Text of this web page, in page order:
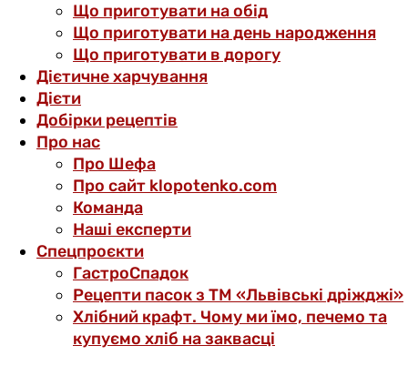
Що приготувати на обід
Що приготувати на день народження
Що приготувати в дорогу
Дієтичне харчування
Дієти
Добірки рецептів
Про нас
Про Шефа
Про сайт klopotenko.com
Команда
Наші експерти
Спецпроєкти
ГастроСпадок
Рецепти пасок з ТМ «Львівські дріжджі»
Хлібний крафт. Чому ми їмо, печемо та
купуємо хліб на заквасці